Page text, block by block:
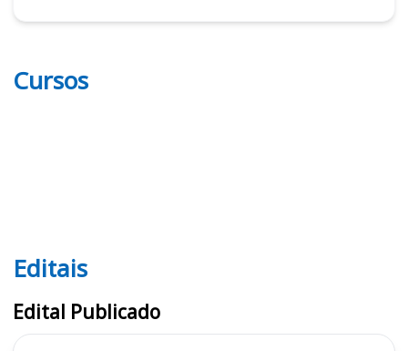
Cursos
Editais
Editais
Edital Publicado